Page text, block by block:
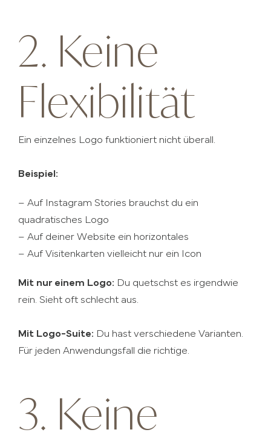
2. Keine
Flexibilität
Ein einzelnes Logo funktioniert nicht überall.
Beispiel:
– Auf Instagram Stories brauchst du ein
quadratisches Logo
– Auf deiner Website ein horizontales
– Auf Visitenkarten vielleicht nur ein Icon
Mit nur einem Logo: Du quetschst es irgendwie
rein. Sieht oft schlecht aus.
Mit Logo-Suite: Du hast verschiedene Varianten.
Für jeden Anwendungsfall die richtige.
3. Keine